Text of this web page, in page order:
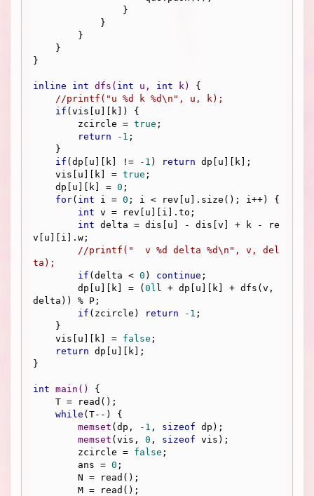
}
inline int dfs ( int u, int k)
{
//printf("u %d k %d\n", u, k);
if (vis[u][k]) {
        zcircle =
true ;
return
-1 ;
if (dp[u][k] != -1 ) return dp[u][k];
    vis[u][k] =
true ;
    dp[u][k] =
0 ;
for( int i = 0 ; i < rev[u].size(); i++) {
int v = rev[u][i].to;
int delta = dis[u] - dis[v] + k - re
v[u][i].w;
//printf("  v %d delta %d\n", v, del
ta);
if (delta < 0 ) continue ;
        dp[u][k] = (
0l l + dp[u][k] + dfs(v,
delta)) % P;
if (zcircle) return -1 ;
    vis[u][k] =
false ;
return dp[u][k];
}
int main ()
{
while (T--) {
memset (dp, -1 , sizeof dp);
memset (vis, 0 , sizeof vis);
        zcircle =
false ;
        ans =
0 ;